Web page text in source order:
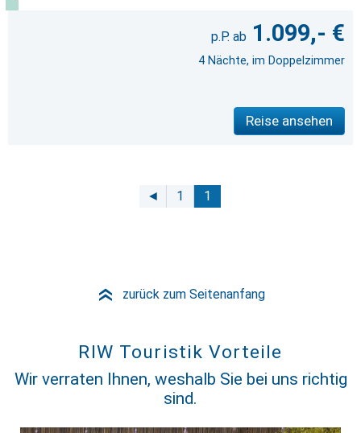
1.099,- €
4 Nächte, im Doppelzimmer
Reise ansehen
◄ 1 1
» zurück zum Seitenanfang
RIW Touristik Vorteile
Wir verraten Ihnen, weshalb Sie bei uns richtig
sind.